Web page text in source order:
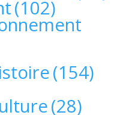
(102)
(154)
(28)